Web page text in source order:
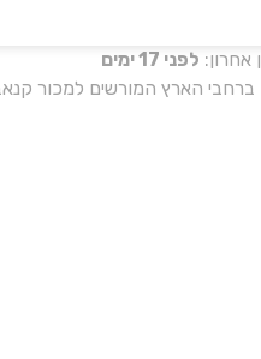
אחרון: לפני 17 ימים
הארץ המורשים למכור